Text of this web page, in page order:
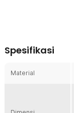
memantulkan
Satu bola disko saja
menjadi lebih
Tetap Estetik
Selain berfungsi
Spesifikasi
Material